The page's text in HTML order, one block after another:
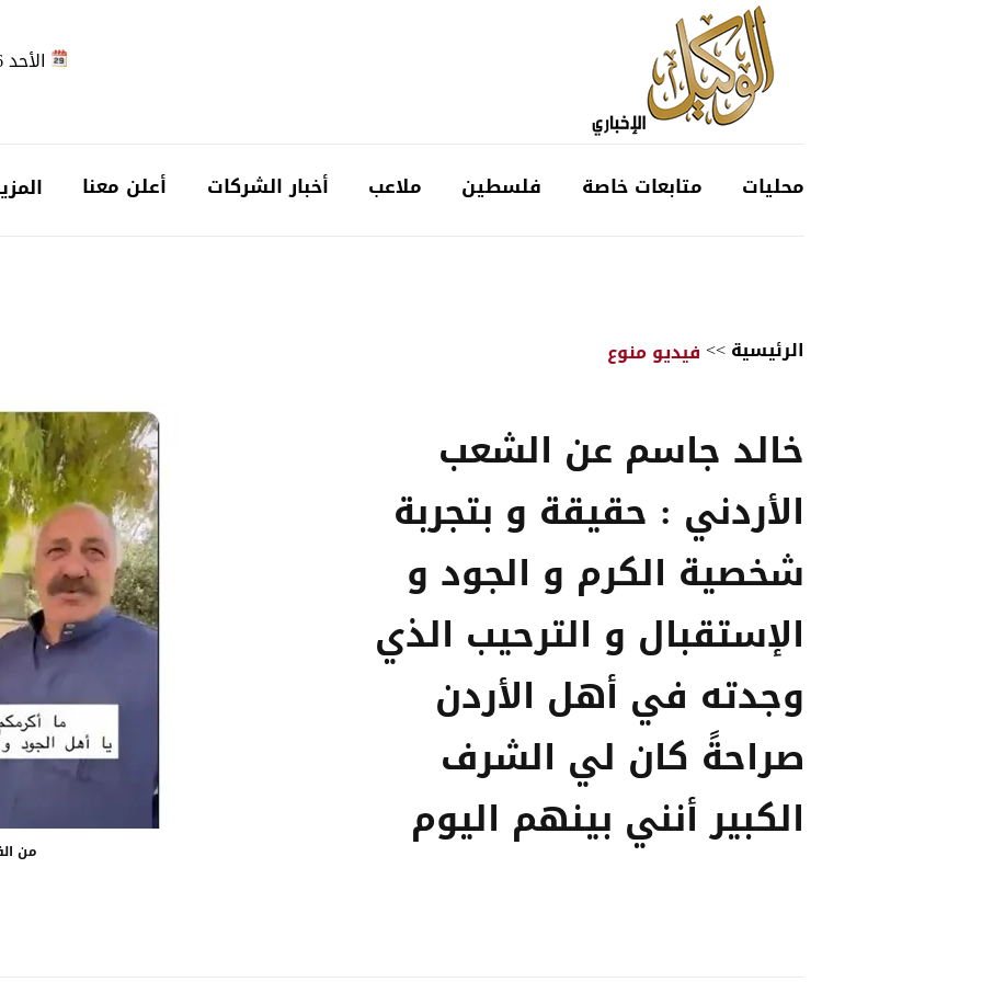
الأحد 2026-08-09
محليات متابعات خاصة فلسطين ملاعب أخبار الشركات أعلن معنا
الرئيسية>>فيديو منوع
خالد جاسم عن الشعب
الأردني : حقيقة و بتجربة
شخصية الكرم و الجود و
الإستقبال و الترحيب الذي
وجدته في أهل الأردن
صراحةً كان لي الشرف
الكبير أنني بينهم اليوم
من